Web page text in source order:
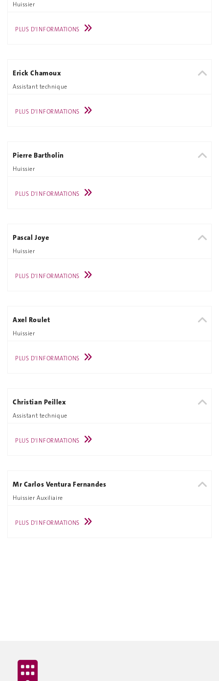
Huissier
PLUS D'INFORMATIONS
Erick Chamoux
Assistant technique
PLUS D'INFORMATIONS
Pierre Bartholin
Huissier
PLUS D'INFORMATIONS
Pascal Joye
Huissier
PLUS D'INFORMATIONS
Axel Roulet
Huissier
PLUS D'INFORMATIONS
Christian Peillex
Assistant technique
PLUS D'INFORMATIONS
Mr Carlos Ventura Fernandes
Huissier Auxiliaire
PLUS D'INFORMATIONS